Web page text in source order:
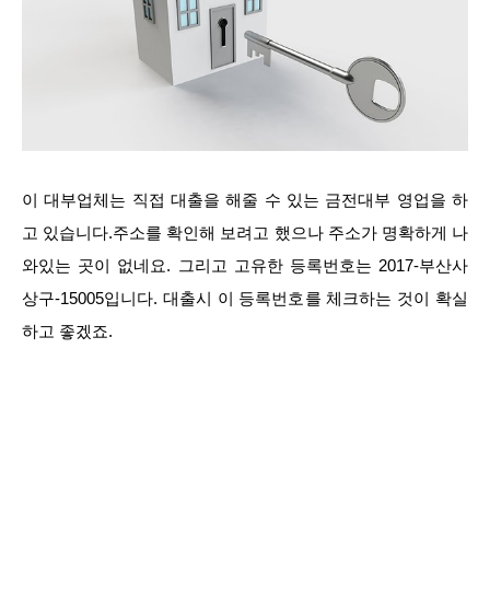
이 대부업체는 직접 대출을 해줄 수 있는 금전대부 영업을 하
고 있습니다.주소를 확인해 보려고 했으나 주소가 명확하게 나
와있는 곳이 없네요. 그리고 고유한 등록번호는 2017-부산사
상구-15005입니다. 대출시 이 등록번호를 체크하는 것이 확실
하고 좋겠죠.